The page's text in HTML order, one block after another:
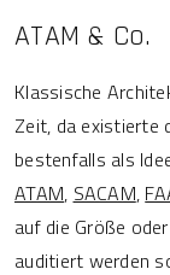
ATAM & Co.
Klassische
Zeit, da existierte
bestenfalls als
ATAM, SACAM,
auf die Größe
auditiert werden